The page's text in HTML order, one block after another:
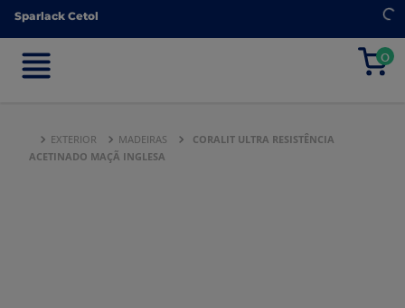
Sparlack Cetol
0
Sparlack Cetol
0
EXTERIOR MADEIRAS
CORALIT ULTRA RESISTÊNCIA
ACETINADO MAÇÃ INGLESA